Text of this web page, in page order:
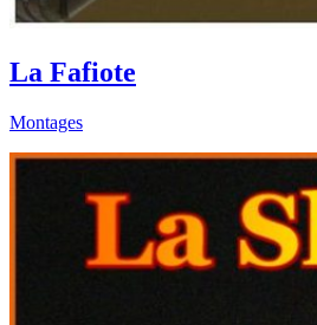
La Fafiote
Montages